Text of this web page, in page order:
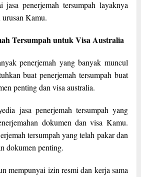
jasa penerjemah tersumpah layaknya
Kamu.
Tersumpah untuk Visa Australia
penerjemah yang banyak muncul
buat penerjemah tersumpah buat
penting dan visa australia.
jasa penerjemah tersumpah yang
dokumen dan visa Kamu.
tersumpah yang telah pakar dan
dokumen penting.
mempunyai izin resmi dan kerja sama